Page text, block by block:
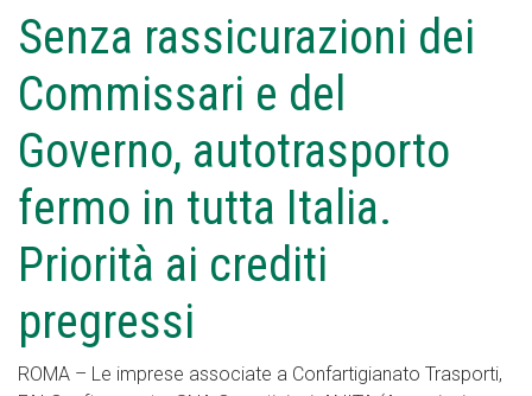
Senza rassicurazioni dei
Commissari e del
Governo, autotrasporto
fermo in tutta Italia.
Priorità ai crediti
pregressi
ROMA – Le imprese associate a Confartigianato Trasporti,